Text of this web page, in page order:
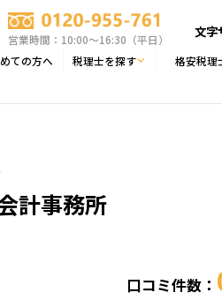
営業時間：10:00〜16:30（平日） 文字
ての方へ 税理士を探す 格安税理
計事務所
口コミ件数：